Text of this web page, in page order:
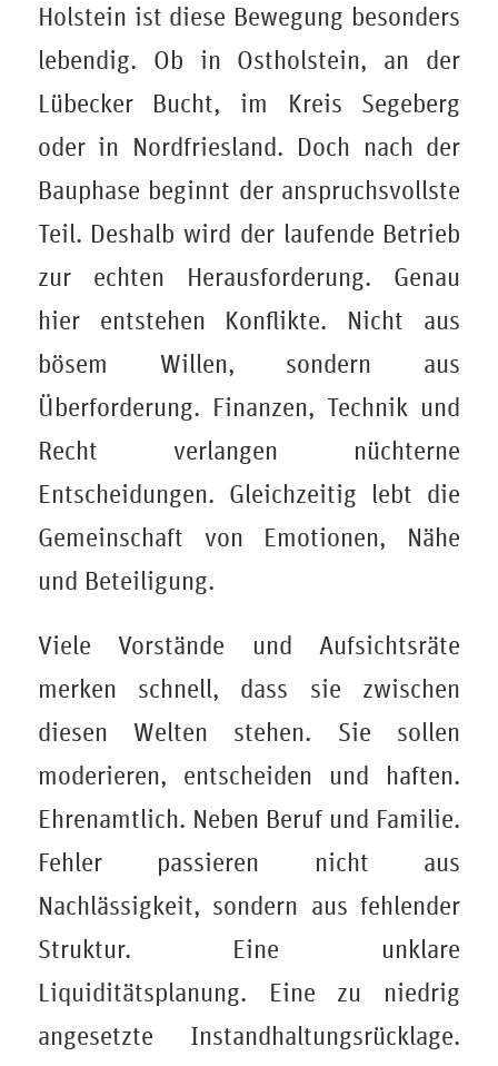
Holstein ist diese Bewegung besonders
lebendig. Ob in Ostholstein, an der
Lübecker Bucht, im Kreis Segeberg
oder in Nordfriesland. Doch nach der
Bauphase beginnt der anspruchsvollste
Teil. Deshalb wird der laufende Betrieb
zur echten Herausforderung. Genau
hier entstehen Konflikte. Nicht aus
bösem Willen, sondern aus
Überforderung. Finanzen, Technik und
Recht verlangen nüchterne
Entscheidungen. Gleichzeitig lebt die
Gemeinschaft von Emotionen, Nähe
und Beteiligung.
Viele Vorstände und Aufsichtsräte
merken schnell, dass sie zwischen
diesen Welten stehen. Sie sollen
moderieren, entscheiden und haften.
Ehrenamtlich. Neben Beruf und Familie.
Fehler passieren nicht aus
Nachlässigkeit, sondern aus fehlender
Struktur. Eine unklare
Liquiditätsplanung. Eine zu niedrig
angesetzte Instandhaltungsrücklage.